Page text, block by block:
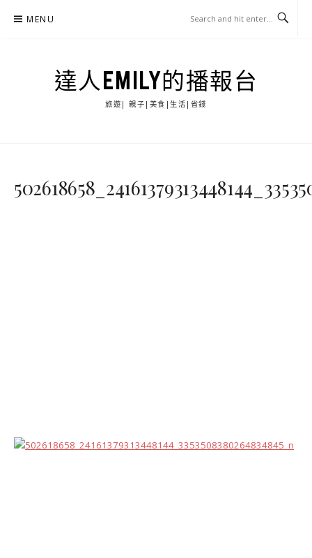
MENU
達人EMILY的播報台
旅遊| 親子|美食|生活|省錢